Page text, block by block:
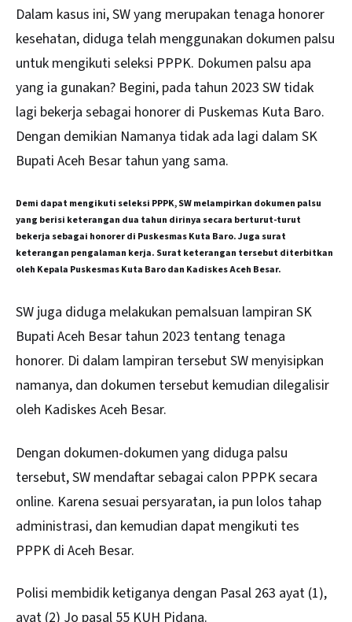
Dalam kasus ini, SW yang merupakan tenaga honorer
kesehatan, diduga telah menggunakan dokumen palsu
untuk mengikuti seleksi PPPK. Dokumen palsu apa
yang ia gunakan? Begini, pada tahun 2023 SW tidak
lagi bekerja sebagai honorer di Puskemas Kuta Baro.
Dengan demikian Namanya tidak ada lagi dalam SK
Bupati Aceh Besar tahun yang sama.
Demi dapat mengikuti seleksi PPPK, SW melampirkan dokumen palsu
yang berisi keterangan dua tahun dirinya secara berturut-turut
bekerja sebagai honorer di Puskesmas Kuta Baro. Juga surat
keterangan pengalaman kerja. Surat keterangan tersebut diterbitkan
oleh Kepala Puskesmas Kuta Baro dan Kadiskes Aceh Besar.
SW juga diduga melakukan pemalsuan lampiran SK
Bupati Aceh Besar tahun 2023 tentang tenaga
honorer. Di dalam lampiran tersebut SW menyisipkan
namanya, dan dokumen tersebut kemudian dilegalisir
oleh Kadiskes Aceh Besar.
Dengan dokumen-dokumen yang diduga palsu
tersebut, SW mendaftar sebagai calon PPPK secara
online. Karena sesuai persyaratan, ia pun lolos tahap
administrasi, dan kemudian dapat mengikuti tes
PPPK di Aceh Besar.
Polisi membidik ketiganya dengan Pasal 263 ayat (1),
ayat (2) Jo pasal 55 KUH Pidana.